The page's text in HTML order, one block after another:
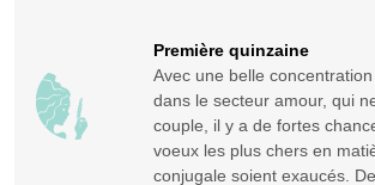
Première quinzaine
Avec une belle
dans le secteur amour, qui
couple, il y a de fortes
voeux les plus chers en
conjugale soient exaucés.